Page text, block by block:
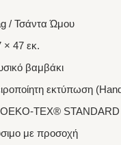
/ Τσάντα Ώμου
× 47 εκ.
βαμβάκι
εκτύπωση
OEKO-TEX® STANDARD
με προσοχή